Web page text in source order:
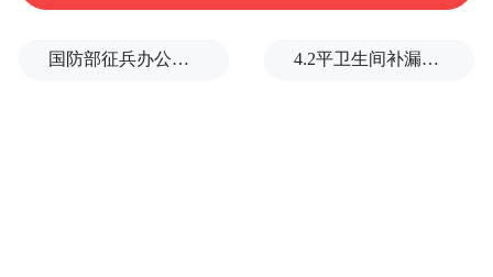
国防部征兵办公室印发职业准则，明确25条道德规范 4.2平卫生间补漏注胶花1.55万，消费者称陷“天价注胶补漏”套路